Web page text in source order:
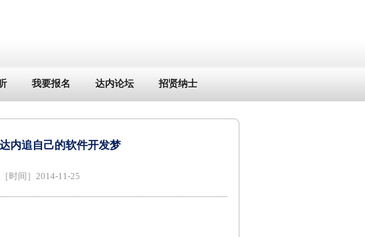
我要报名 达内论坛 招贤纳士
内追自己的软件开发梦
时间］2014-11-25